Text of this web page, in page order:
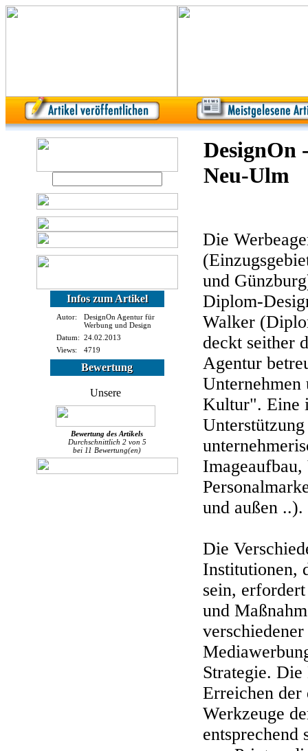
Infos zum Artikel
Autor:
DesignOn Agentur für
Werbung und Design
Datum: 24.02.2013
Views:
4719
Bewertung
Bewertung des Artikels
Durchschnittlich 2von 5
bei 11 Bewertung(en)
DesignOn
Neu-Ulm
Die
und
Diplom-
Walker
deckt seither
Agentur
Kultur". Eine
und außen ..).
Die
Institutionen,
sein,
und
Strategie. Die
Erreichen der
Werkzeuge
entsprechend